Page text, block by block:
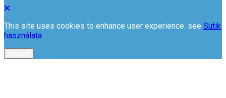
This site uses cookies to enhance user experience. see Sütik
használata